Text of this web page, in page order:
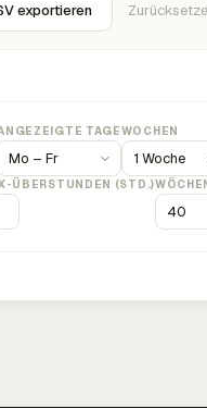
exportieren
TAGEWOCHEN
ÜBERSTUNDEN (STD.)